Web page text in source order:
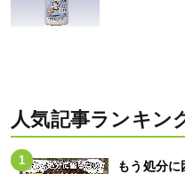
人気記事ランキン
もう処分